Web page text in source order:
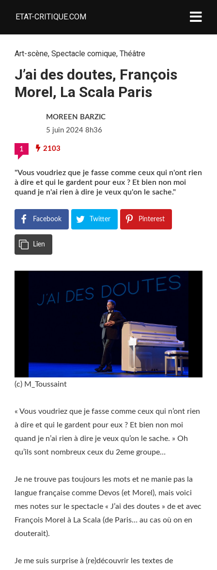
ETAT-CRITIQUE.COM
Art-scène, Spectacle comique, Théâtre
J’ai des doutes, François
Morel, La Scala Paris
MOREEN BARZIC
5 juin 2024 8h36
1 2103
"Vous voudriez que je fasse comme ceux qui n'ont rien
à dire et qui le gardent pour eux ? Et bien non moi
quand je n'ai rien à dire je veux qu'on le sache."
Facebook Twitter Pinterest
Lien
(c) M_Toussaint
« Vous voudriez que je fasse comme ceux qui n’ont rien
à dire et qui le gardent pour eux ? Et bien non moi
quand je n’ai rien à dire je veux qu’on le sache. » Oh
qu’ils sont nombreux ceux du 2eme groupe…
Je ne trouve pas toujours les mots et ne manie pas la
langue française comme Devos (et Morel), mais voici
mes notes sur le spectacle « J’ai des doutes » de et avec
François Morel à La Scala (de Paris… au cas où on en
douterait).
Je me suis surprise à (re)découvrir les textes de